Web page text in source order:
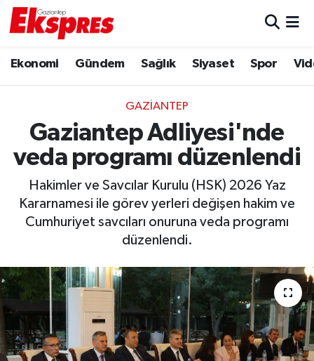
Ekonomi Gündem Sağlık Siyaset Spor
GAZIANTEP
Gaziantep Adliyesi'nde
veda programı düzenlendi
Hakimler ve Savcılar Kurulu (HSK) 2026 Yaz
Kararnamesi ile görev yerleri değişen hakim ve
Cumhuriyet savcıları onuruna veda programı
düzenlendi.
Ekonomi
Gaziantep son dakika
Genel
Haberler
Kültür Sanat
Magazin
Müzik
Trafik Durumu
Puan Durumu ve Fikstür
Tüm Manşetler
Son Dakika Haberleri
Haber Arşivi